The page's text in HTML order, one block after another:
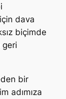
dava
biçimde
geri
bir
adımıza